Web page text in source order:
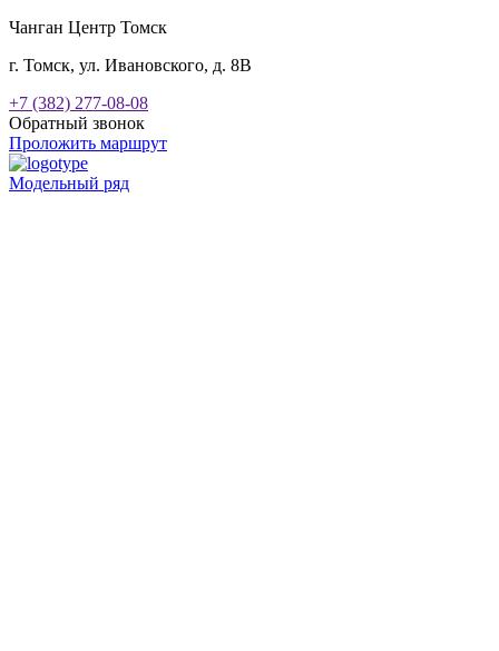
Чанган Центр Томск
г. Томск, ул. Ивановского, д. 8В
+7 (382) 277-08-08
Обратный звонок
Проложить маршрут
Модельный ряд